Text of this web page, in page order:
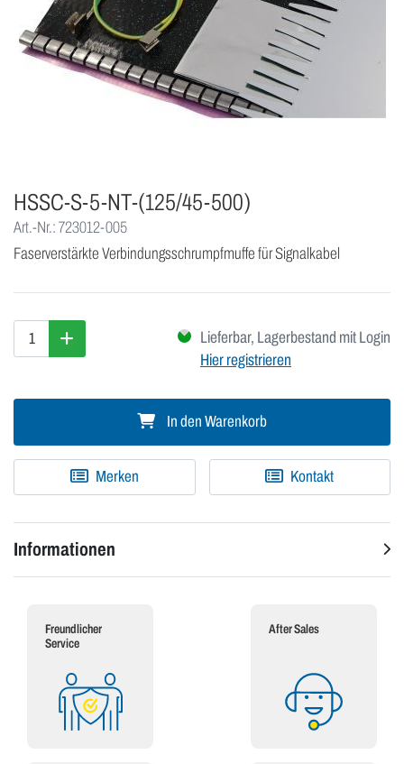
HSSC-S-5-NT-(125/45-500)
Art.-Nr.: 723012-005
Faserverstärkte Verbindungsschrumpfmuffe für Signalkabel
Lieferbar, Lagerbestand mit Login
Hier registrieren
In den Warenkorb
Merken Kontakt
Informationen
Freundlicher
Service
After Sales